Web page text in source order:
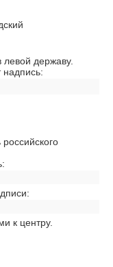
державу.
надпись:
к центру.